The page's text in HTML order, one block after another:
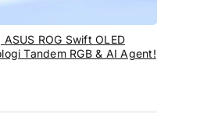
ROG Swift OLED
Tandem RGB & AI Agent!